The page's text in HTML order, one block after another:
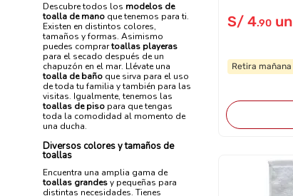
Descubre todos los modelos de
toalla de mano que tenemos para ti.
Existen en distintos colores,
tamaños y formas. Asimismo
puedes comprartoallas playeras
para el secado después de un
chapuzón en el mar. Llévate una
toalla de baño que sirva para el uso
de toda tu familia y también para las
visitas. Igualmente, tenemos las
toallas de piso para que tengas
toda la comodidad al momento de
una ducha.
Diversos colores y tamaños de
toallas
Encuentra una amplia gama de
toallas grandesy pequeñas para
distintas necesidades. Tienes
S/4.90 un
Retira mañana